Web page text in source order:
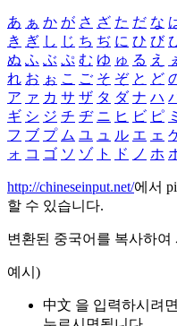
あ ぁ か が さ ざ た だ な
き ぎ し じ ち ぢ に ひ び
ぬ ふ ぶ ぷ む ゆ ゅ る え ぇ
れ お ぉ こ ご そ ぞ と ど
ア ァ カ サ ザ タ ダ ナ ハ
ギ シ ジ チ ヂ ニ ヒ ビ ピ ミ
フ ブ プ ム ユ ュ ル エ ェ
ォ コ ゴ ソ ゾ ト ド ノ ホ
http://chineseinput.net/에서
할 수 있습니다.
변환된 중국어를 복사하여
예시)
中文 을 입력하시려면